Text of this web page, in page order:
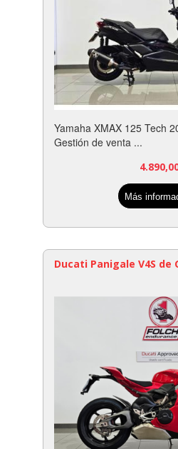
Yamaha XMAX 125 Tech
Gestión de venta ...
Más
Ducati Panigale V4S de